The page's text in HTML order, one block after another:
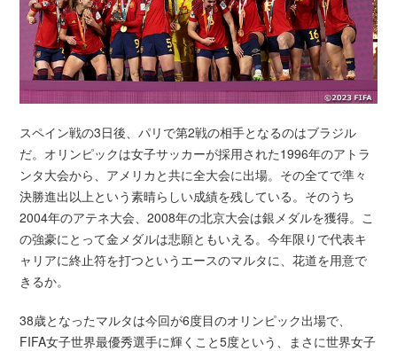
スペイン戦の3日後、パリで第2戦の相手となるのはブラジル
だ。オリンピックは女子サッカーが採用された1996年のアトラ
ンタ大会から、アメリカと共に全大会に出場。その全てで準々
決勝進出以上という素晴らしい成績を残している。そのうち
2004年のアテネ大会、2008年の北京大会は銀メダルを獲得。こ
の強豪にとって金メダルは悲願ともいえる。今年限りで代表キ
ャリアに終止符を打つというエースのマルタに、花道を用意で
きるか。
38歳となったマルタは今回が6度目のオリンピック出場で、
FIFA女子世界最優秀選手に輝くこと5度という、まさに世界女子